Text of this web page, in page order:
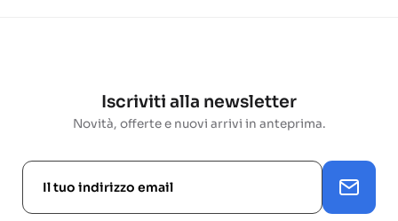
Iscriviti alla newsletter
Novità, offerte e nuovi arrivi in anteprima.